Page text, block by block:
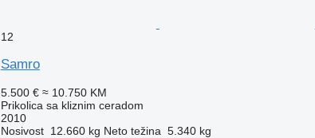
12
Samro
5.500 € ≈ 10.750 KM
Prikolica sa kliznim ceradom
2010
Nosivost 12.660 kg Neto težina 5.340 kg